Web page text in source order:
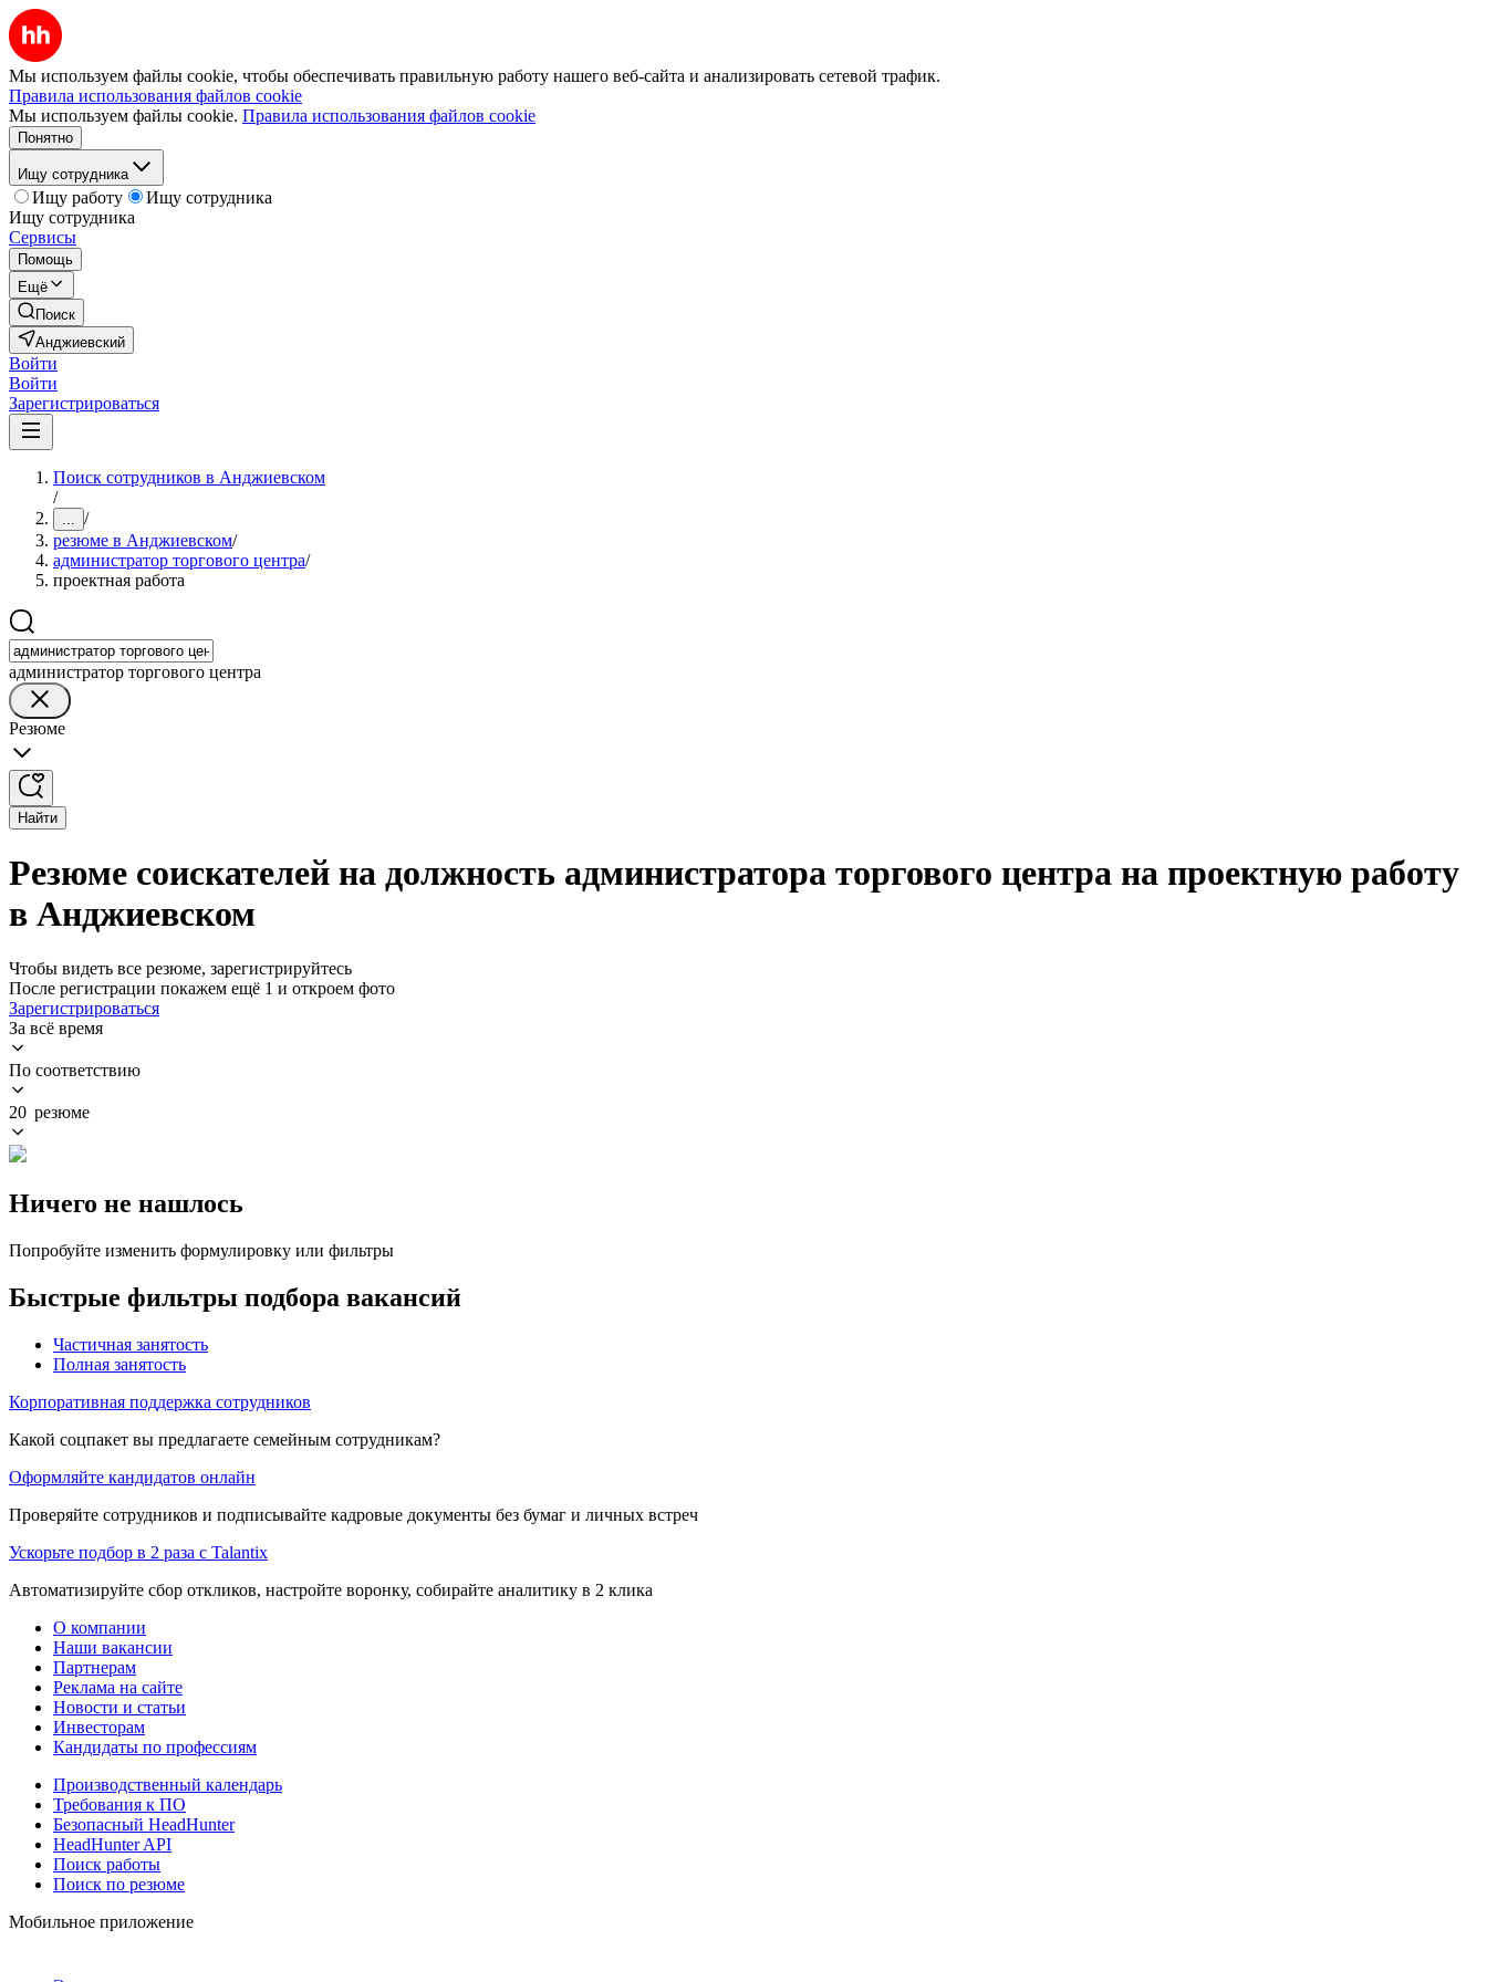
Мы используем файлы cookie, чтобы обеспечивать правильную работу нашего веб-сайта и анализировать сетевой трафик.
Правила использования файлов cookie
Мы используем файлы cookie. Правила использования файлов cookie
Понятно
Ищу сотрудника
Ищу работу
Ищу сотрудника
Ищу сотрудника
Сервисы
Помощь
Ещё
Поиск
Анджиевский
Войти
Войти
Зарегистрироваться
Поиск сотрудников в Анджиевском
/
... /
резюме в Анджиевском/
администратор торгового центра/
проектная работа
администратор торгового центра
Резюме
Найти
Резюме соискателей на должность администратора торгового центра на проектную работу
в Анджиевском
Чтобы видеть все резюме, зарегистрируйтесь
После регистрации покажем ещё 1 и откроем фото
Зарегистрироваться
За всё время
По соответствию
20 резюме
Ничего не нашлось
Попробуйте изменить формулировку или фильтры
Быстрые фильтры подбора вакансий
Частичная занятость
Полная занятость
Корпоративная поддержка сотрудников
Какой соцпакет вы предлагаете семейным сотрудникам?
Оформляйте кандидатов онлайн
Проверяйте сотрудников и подписывайте кадровые документы без бумаг и личных встреч
Ускорьте подбор в 2 раза с Talantix
Автоматизируйте сбор откликов, настройте воронку, собирайте аналитику в 2 клика
О компании
Наши вакансии
Партнерам
Реклама на сайте
Новости и статьи
Инвесторам
Кандидаты по профессиям
Производственный календарь
Требования к ПО
Безопасный HeadHunter
HeadHunter API
Поиск работы
Поиск по резюме
Мобильное приложение